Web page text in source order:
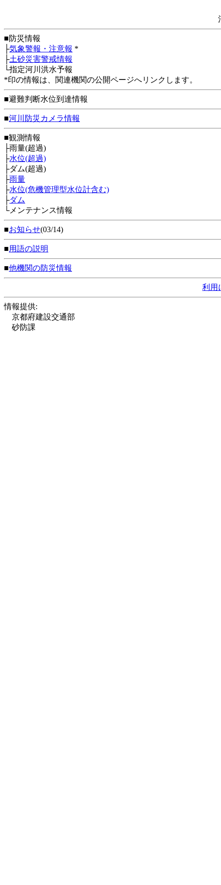
■防災情報
├気象警報・注意報 *
├土砂災害警戒情報
└指定河川洪水予報
*印の情報は、関連機関の公開ページへリンクします。
■避難判断水位到達情報
■河川防災カメラ情報
■観測情報
├雨量(超過)
├水位(超過)
├ダム(超過)
├雨量
├水位(危機管理型水位計含む)
├ダム
└メンテナンス情報
■お知らせ(03/14)
■用語の説明
■他機関の防災情報
利用
情報提供:
京都府建設交通部
砂防課